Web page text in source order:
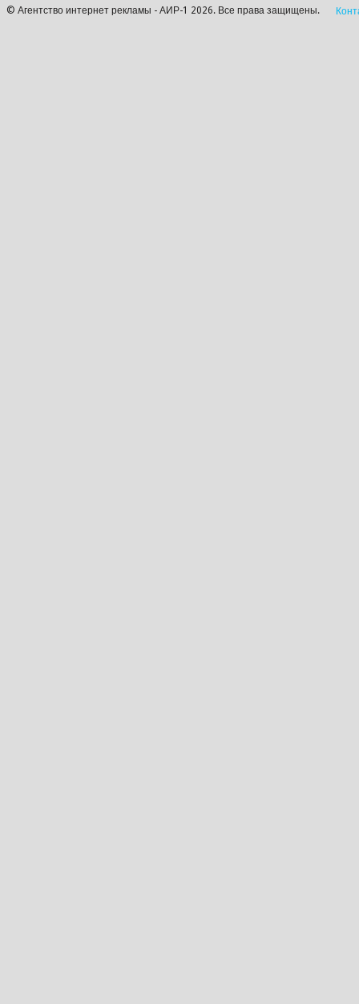
© Агентство интернет рекламы - АИР-1 2026. Все права защищены.